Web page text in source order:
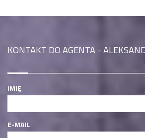
KONTAKT DO AGENTA -
IMIĘ
E-MAIL